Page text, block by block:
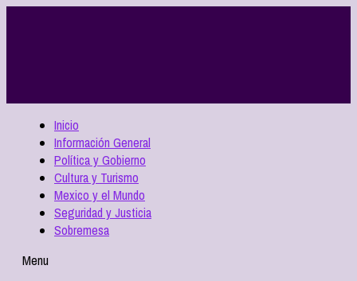
Inicio
Información General
Política y Gobierno
Cultura y Turismo
Mexico y el Mundo
Seguridad y Justicia
Sobremesa
Menu